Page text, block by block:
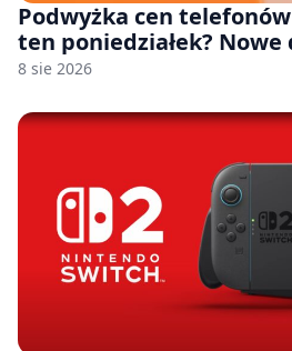
Podwyżka cen
ten poniedziałek?
8 sie 2026